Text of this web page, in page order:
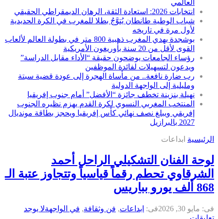
العالمي
انتخابات 2026: استعادة الثقة، الرهان الديمقراطي الحقيقي
شباب الوطية طانطان يُتوَّجُ بطلا للمغرب في الكرة الحديدية
لأول مرة في تاريخه
بوشجدة يهدي المغرب ذهبية 800 متر في بطولة العالم لألعاب
القوى لأقل من 20 سنة بأوريغون الأمريكية
رؤساء الجامعات يوضحون حقيقة “الأداء مقابل الدراسة”
ويدعون لتسهيلات لفائدة الموظفين
رب ضارة نافعة.. من مأساة الهجرة إلى عودة قضية سبتة
ومليلية إلى الواجهة الدولية
نهيلة بنزينة تخطف جائزة “الأفضل” أمام جنوب إفريقيا
المنتخب المغربي النسوي لكرة القدم يهزم نظيره الجنوب
إفريقي ويبلغ نصف نهائي كأس إفريقيا ويحجز بطاقة مونديال
2027 بالبرازيل
الرئيسية ابداعات
لوحة الفنان التشكيلي الراحل أحمد
الشرقاوي تحطم رقماً قياسياً وتتجاوز عتبة الـ
868 ألف يورو بباريس
فى: مايو 30, 2026 فى: ابداعات, فن وثقافة, في الواجهةلا يوجد